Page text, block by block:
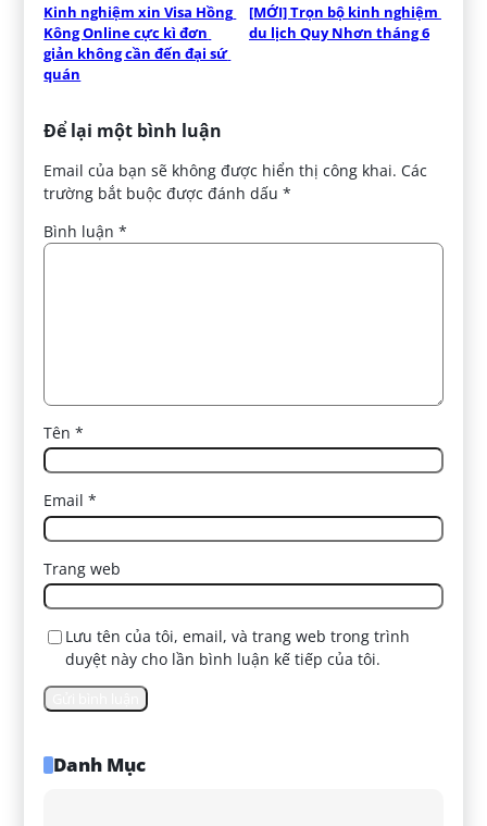
Kinh nghiệm xin Visa Hồng
Kông Online cực kì đơn
giản không cần đến đại sứ
quán
[MỚI] Trọn bộ kinh nghiệm
du lịch Quy Nhơn tháng 6
Để lại một bình luận
Email của bạn sẽ không được hiển thị công khai. Các
trường bắt buộc được đánh dấu*
Bình luận*
Tên*
Email*
Trang web
Lưu tên của tôi, email, và trang web trong trình
duyệt này cho lần bình luận kế tiếp của tôi.
Danh Mục